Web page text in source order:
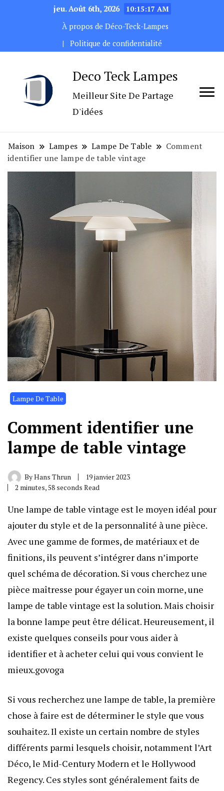
jeu. Août 6th, 2026
10:15:19 AM
À propos de Déco-Teck-Lampes
Politique de confidentialité
Deco Teck Lampes
Meilleur Site De Partage
D'idées
Maison Lampes Lampe De Table
Comment
identifier une lampe de table vintage
Lampe De Table
Comment identifier une
lampe de table vintage
ByHans Thrun
19 janvier 2023
2 minutes, 58 seconds Read
Une lampe de table vintage est le moyen idéal pour
ajouter du style et de la personnalité à une pièce.
Avec une gamme de formes, de matériaux et de
finitions, ils peuvent s’intégrer dans n’importe
quel schéma de décoration. Si vous cherchez une
pièce maîtresse pour égayer un coin morne, une
lampe de table vintage est la solution. Mais choisir
la bonne lampe peut être délicat. Heureusement, il
existe quelques conseils pour vous aider à
identifier et à acheter celui qui vous convient le
mieux.govoga
Si vous recherchez une lampe de table, la première
chose à faire est de déterminer le style que vous
souhaitez. Il existe un certain nombre de styles
différents parmi lesquels choisir, notamment l’Art
Déco, le Mid-Century Modern et le Hollywood
Regency. Ces styles sont généralement faits de